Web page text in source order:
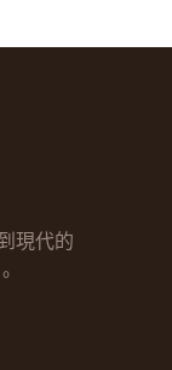
現代的